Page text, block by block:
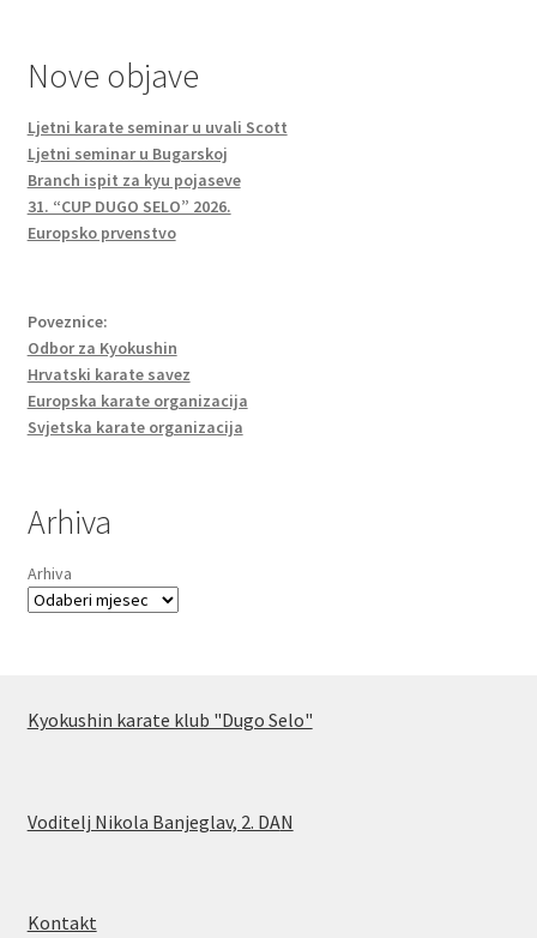
Nove objave
Ljetni karate seminar u uvali Scott
Ljetni seminar u Bugarskoj
Branch ispit za kyu pojaseve
31. “CUP DUGO SELO” 2026.
Europsko prvenstvo
Poveznice:
Odbor za Kyokushin
Hrvatski karate savez
Europska karate organizacija
Svjetska karate organizacija
Arhiva
Arhiva
Kyokushin karate klub "Dugo Selo"
Voditelj Nikola Banjeglav, 2. DAN
Kontakt